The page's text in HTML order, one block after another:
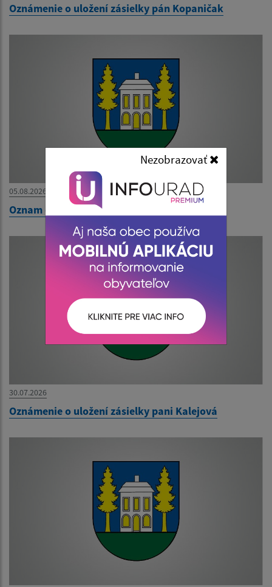
Nezobrazovať
Oznámenie o uložení zásielky pán Kopaničak
05.08.2026
Oznam o uložení zásielky pán Tóth Marek
30.07.2026
Oznámenie o uložení zásielky pani Kalejová